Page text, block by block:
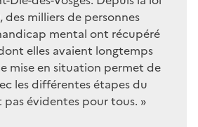
des milliers de personnes
mental ont récupéré
elles avaient longtemps
mise en situation permet de
les différentes étapes du
évidentes pour tous. »